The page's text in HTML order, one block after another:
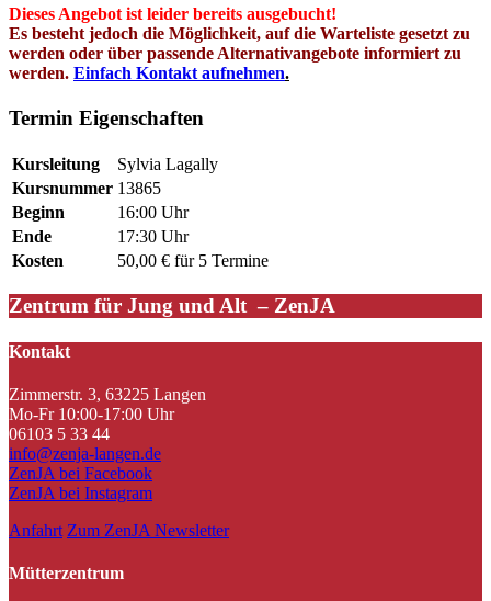
Dieses Angebot ist leider bereits ausgebucht!
Es besteht jedoch die Möglichkeit, auf die Warteliste gesetzt zu
werden oder über passende Alternativangebote informiert zu
werden. Einfach Kontakt aufnehmen.
Termin Eigenschaften
Kursleitung
Sylvia Lagally
Kursnummer 13865
Beginn
16:00 Uhr
Ende
17:30 Uhr
Kosten
50,00 € für 5 Termine
Zentrum für Jung und Alt – ZenJA
Kontakt
Zimmerstr. 3, 63225 Langen
Mo-Fr 10:00-17:00 Uhr
06103 5 33 44
info@zenja-langen.de
ZenJA bei Facebook
ZenJA bei Instagram
Anfahrt Zum ZenJA Newsletter
Mütterzentrum